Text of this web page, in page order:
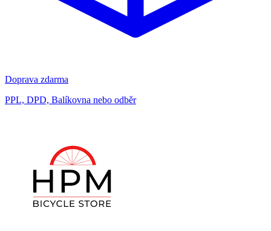
Doprava zdarma
PPL, DPD, Balíkovna nebo odběr